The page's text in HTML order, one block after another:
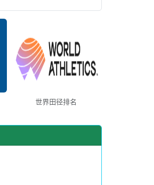
世界田径排名